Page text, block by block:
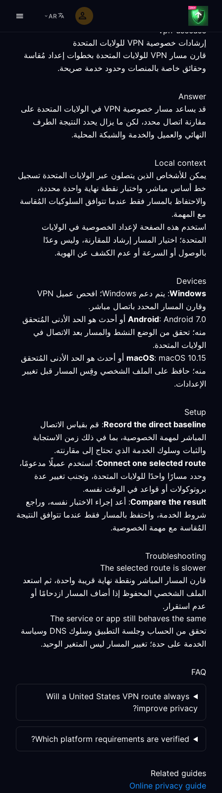
AR
vpn-usecase
إرشادات خصوصية VPN للولايات المتحدة
قارن مسار VPN للولايات المتحدة بخطوات إعداد مُقاسة
وحقائق خاصة بالمنصات وحدود خدمة صريحة.
Answer
قد يساعد مسار خصوصية VPN في الولايات المتحدة على
مقارنة اتصال محدد، لكن ما يزال يحدد النتيجة الطرف
النهائي والعميل والخدمة والشبكة المحلية.
Local context
يمكن للأشخاص الذين يتصلون عبر الولايات المتحدة تسجيل
خط أساس مباشر، واختبار نقطة نهاية واحدة محددة،
والاحتفاظ بالمسار فقط عندما تتوافق السلوكيات المُقاسة
مع المهمة.
استخدم هذه الصفحة لإعداد الخصوصية في الولايات
المتحدة؛ اختيار المسار إرشاد للمقارنة، وليس وعدًا
بالوصول أو السرعة أو عدم الكشف عن الهوية.
Devices
Windows
: يتم دعم Windows؛ افحص عميل VPN
وقارن المسار المحدد باتصال مباشر.
Android : Android 7.0 أو أحدث هو الحد الأدنى المُتحقق
منه؛ تحقق من الوضع النشط والمسار بعد الاتصال في
الولايات المتحدة.
macOS : macOS 10.15 أو أحدث هو الحد الأدنى المُتحقق
منه؛ حافظ على الملف الشخصي وقِس المسار قبل تغيير
الإعدادات.
Setup
Record the direct baseline: قم بقياس الاتصال
المباشر لمهمة الخصوصية، بما في ذلك زمن الاستجابة
والثبات وسلوك الخدمة الذي تحتاج إلى مقارنته.
Connect one selected route: استخدم عميلًا مدعومًا،
وحدد مسارًا واحدًا للولايات المتحدة، وتجنب تغيير عدة
بروتوكولات أو قواعد في الوقت نفسه.
Compare the result: أعد إجراء الاختبار نفسه، وراجع
شروط الخدمة، واحتفظ بالمسار فقط عندما تتوافق النتيجة
المُقاسة مع مهمة الخصوصية.
Troubleshooting
The selected route is slower
قارن المسار المباشر ونقطة نهاية قريبة واحدة، ثم استعد
الملف الشخصي المحفوظ إذا أضاف المسار ازدحامًا أو
عدم استقرار.
The service or app still behaves the same
تحقق من الحساب وجلسة التطبيق وسلوك DNS وسياسة
الخدمة على حدة؛ تغيير المسار ليس المتغير الوحيد.
FAQ
Will a United States VPN route always
improve privacy?
Which platform requirements are verified?
Related guides
Online privacy guide